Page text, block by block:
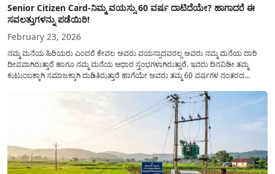
Senior Citizen Card-ನಿಮ್ಮ ವಯಸ್ಸು 60 ವರ್ಷ ದಾಟಿದೆಯೇ? ಹಾಗಾದರೆ ಈ
ಸವಲತ್ತುಗಳನ್ನು ಪಡೆಯಿರಿ!
February 23, 2026
ನಮ್ಮ ಮನೆಯ ಹಿರಿಯರು ಎಂದರೆ ಕೇವಲ ಅವರು ವಯಸ್ಸಾದವರಲ್ಲ ಅವರು ನಮ್ಮ ಮನೆಯ ದಾರಿ
ದೀಪವಾಗಿರುತ್ತಾರೆ ಹಾಗೂ ನಮ್ಮ ಮನೆಯ ಆಧಾರ ಸ್ತಂಭಗಳಾಗಿರುತ್ತಾರೆ. ಇವರು ದಿನವಿಡೀ ತಮ್ಮ
ಕುಟುಂಬಕ್ಕಾಗಿ ಸಮಾಜಕ್ಕಾಗಿ ದುಡಿತಿರುತ್ತಾರೆ ಹಾಗೆಯೇ ಅವರು ತಮ್ಮ 60 ವರ್ಷಗಳ ನಂತರದ